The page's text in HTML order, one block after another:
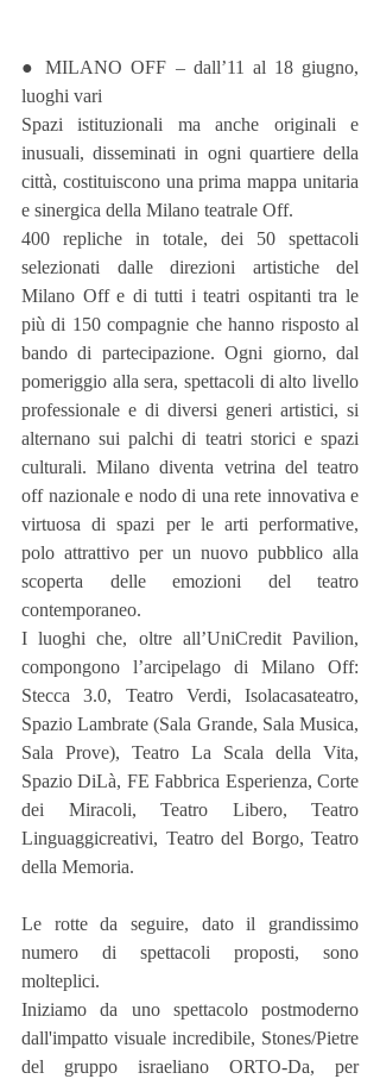
● MILANO OFF – dall’11 al 18 giugno,
luoghi vari
Spazi istituzionali ma anche originali e
inusuali, disseminati in ogni quartiere della
città, costituiscono una prima mappa unitaria
e sinergica della Milano teatrale Off.
400 repliche in totale, dei 50 spettacoli
selezionati dalle direzioni artistiche del
Milano Off e di tutti i teatri ospitanti tra le
più di 150 compagnie che hanno risposto al
bando di partecipazione. Ogni giorno, dal
pomeriggio alla sera, spettacoli di alto livello
professionale e di diversi generi artistici, si
alternano sui palchi di teatri storici e spazi
culturali. Milano diventa vetrina del teatro
off nazionale e nodo di una rete innovativa e
virtuosa di spazi per le arti performative,
polo attrattivo per un nuovo pubblico alla
scoperta delle emozioni del teatro
contemporaneo.
I luoghi che, oltre all’UniCredit Pavilion,
compongono l’arcipelago di Milano Off:
Stecca 3.0, Teatro Verdi, Isolacasateatro,
Spazio Lambrate (Sala Grande, Sala Musica,
Sala Prove), Teatro La Scala della Vita,
Spazio DiLà, FE Fabbrica Esperienza, Corte
dei Miracoli, Teatro Libero, Teatro
Linguaggicreativi, Teatro del Borgo, Teatro
della Memoria.
Le rotte da seguire, dato il grandissimo
numero di spettacoli proposti, sono
molteplici.
Iniziamo da uno spettacolo postmoderno
dall'impatto visuale incredibile, Stones/Pietre
del gruppo israeliano ORTO-Da, per